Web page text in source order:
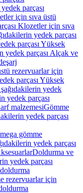
parçası
için sıva üstü
Klozetler için sıva
yedek parçası
parçası Yüksek
yedek parçası Alçak ve
rezervuarlar için
parçası Yüksek
yedek
yedek parçası
malzemesiGömme
yedek parçası
gömme
yedek parçası
Doldurma ve
yedek parçası
rezervuarlar için